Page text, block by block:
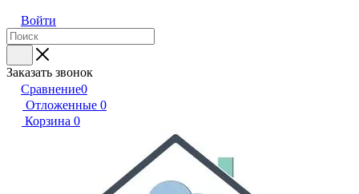
Войти
Заказать звонок
Сравнение0
Отложенные 0
Корзина 0